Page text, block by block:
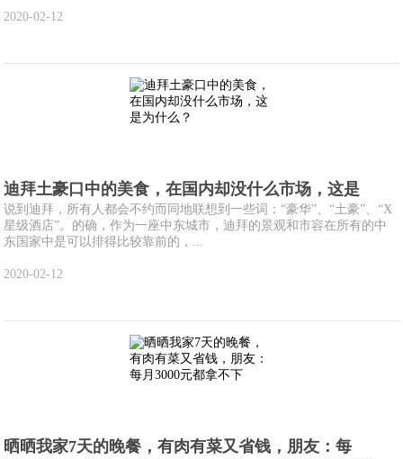
2020-02-12
迪拜土豪口中的美食，在国内却没什么市场，这是
说到迪拜，所有人都会不约而同地联想到一些词：“豪华”、“土豪”、“X
星级酒店”。的确，作为一座中东城市，迪拜的景观和市容在所有的中
东国家中是可以排得比较靠前的，...
2020-02-12
晒晒我家7天的晚餐，有肉有菜又省钱，朋友：每